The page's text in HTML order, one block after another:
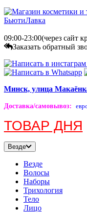
09:00-23:00(через сайт
Заказать обратный
Минск, улица
Доставка/самовывоз:
ТОВАР ДНЯ
Везде
Везде
Волосы
Наборы
Трихология
Тело
Лицо